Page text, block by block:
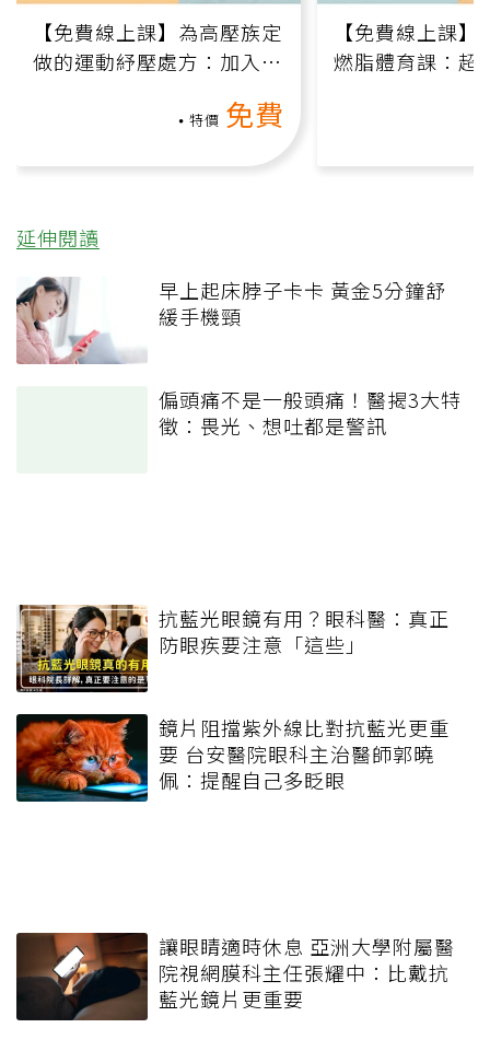
【免費線上課】為高壓族定
做的運動紓壓處方：加入行
特價 免費
【免費線上課
燃脂體育課：超
延伸閱讀
早上起床脖子卡卡 黃金5分鐘舒
緩手機頸
偏頭痛不是一般頭痛！醫揭3大特
徵：畏光、想吐都是警訊
抗藍光眼鏡有用？眼科醫：真正
防眼疾要注意「這些」
鏡片阻擋紫外線比對抗藍光更重
要 台安醫院眼科主治醫師郭曉
佩：提醒自己多眨眼
讓眼睛適時休息 亞洲大學附屬醫
院視網膜科主任張耀中：比戴抗
藍光鏡片更重要